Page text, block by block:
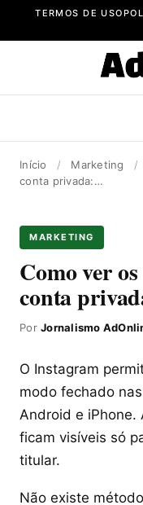
TERMOS DE USO
Início / Marketing /
conta privada:…
MARKETING
Como ver
conta
PorJornalismo
O Instagram
modo fechado
Android e iPhone.
ficam visíveis só
titular.
Não existe